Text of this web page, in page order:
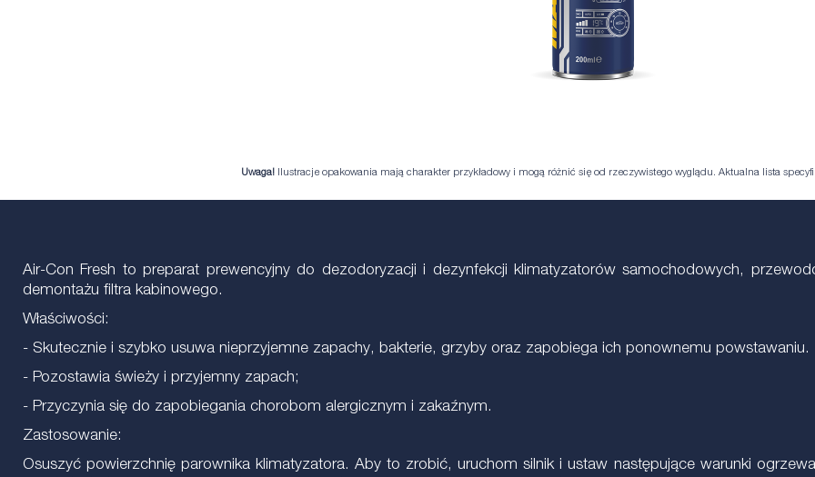
Uwaga! Ilustracje opakowania mają charakter przykładowy i mogą różnić się od rzeczywistego wyglądu. Aktualna lista
Air-Con Fresh to preparat prewencyjny do dezodoryzacji i dezynfekcji klimatyzatorów samochodowych,
demontażu filtra kabinowego.
Właściwości:
- Skutecznie i szybko usuwa nieprzyjemne zapachy, bakterie, grzyby oraz zapobiega ich ponownemu powstawaniu.
- Pozostawia świeży i przyjemny zapach;
- Przyczynia się do zapobiegania chorobom alergicznym i zakaźnym.
Zastosowanie:
Osuszyć powierzchnię parownika klimatyzatora. Aby to zrobić, uruchom silnik i ustaw następujące warunki